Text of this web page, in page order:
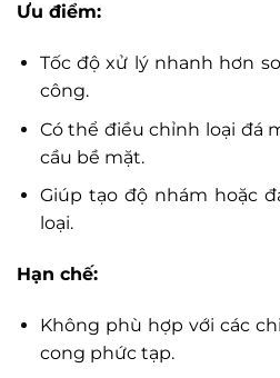
Ưu điểm:
Tốc độ xử lý nhanh hơn
công.
Có thể điều chỉnh loại đá
cầu bề mặt.
Giúp tạo độ nhám hoặc
loại.
Hạn chế:
Không phù hợp với các
cong phức tạp.